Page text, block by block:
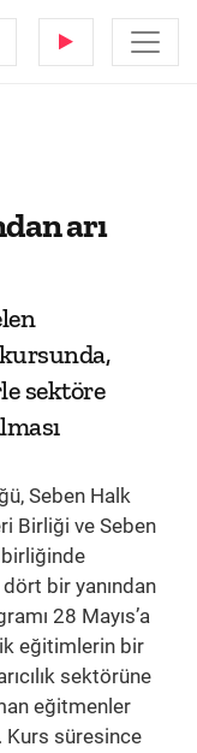
arı
kursunda,
sektöre
Seben Halk
Birliği ve Seben
dört bir yanından
28 Mayıs’a
eğitimlerin bir
sektörüne
eğitmenler
Kurs süresince